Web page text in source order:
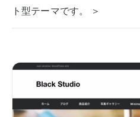
ト型テーマです。 ＞